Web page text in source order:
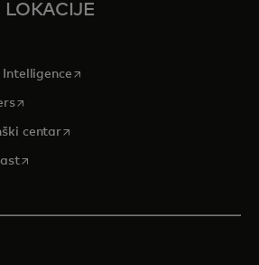
LOKACIJE
a new tab
Intelligenceopens in a new tab
opens in a new tab
centaropens in a new tab
opens in a new tab